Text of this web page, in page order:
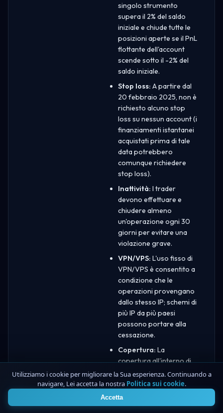
singolo strumento
supera il 2% del saldo
iniziale e chiude tutte le
posizioni aperte se il PnL
flottante dell'account
scende sotto il -2% del
saldo iniziale.
Stop loss: A partire dal
20 febbraio 2025, non è
richiesto alcuno stop
loss su nessun account (i
finanziamenti istantanei
acquistati prima di tale
data potrebbero
comunque richiedere
stop loss).
Inattività: I trader
devono effettuare e
chiudere almeno
un'operazione ogni 30
giorni per evitare una
violazione grave.
VPN/VPS: L'uso fisso di
VPN/VPS è consentito a
condizione che le
operazioni provengano
dallo stesso IP; schemi di
più IP da più paesi
possono portare alla
cessazione.
Copertura: La
copertura all'interno di
un account è consentita
manualmente, ma la
copertura su più account
non è consentita.
Utilizziamo i cookie per migliorare la Sua esperienza. Continuando a
navigare, Lei accetta la nostra Politica sui cookie.
Accetta